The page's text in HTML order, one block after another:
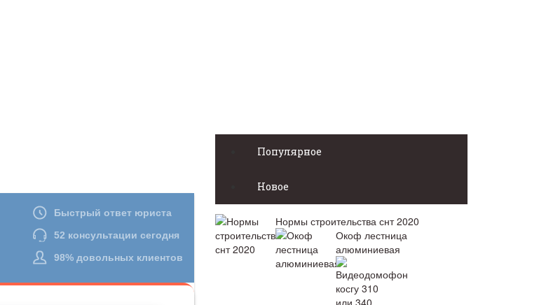
Популярное
Новое
Нормы строительства снт 2020
Окоф лестница
алюминиевая